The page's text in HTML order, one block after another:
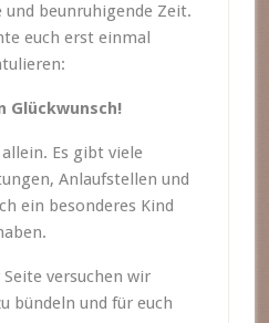
und beunruhigende Zeit.
euch erst einmal
Glückwunsch!
Es gibt viele
Anlaufstellen und
ein besonderes Kind
versuchen wir
bündeln und für euch